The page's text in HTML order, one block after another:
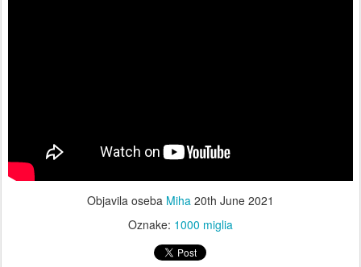
Objavila oseba Miha 20th June 2021
Oznake: 1000 miglia